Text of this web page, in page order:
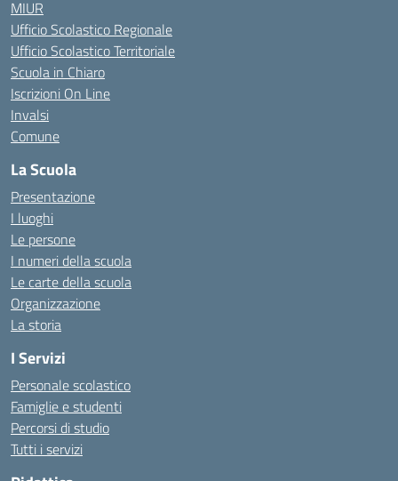
MIUR
Ufficio Scolastico Regionale
Ufficio Scolastico Territoriale
Scuola in Chiaro
Iscrizioni On Line
Invalsi
Comune
La Scuola
Presentazione
I luoghi
Le persone
I numeri della scuola
Le carte della scuola
Organizzazione
La storia
I Servizi
Personale scolastico
Famiglie e studenti
Percorsi di studio
Tutti i servizi